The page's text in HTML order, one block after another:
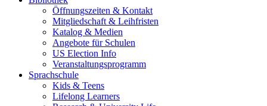
Öffnungszeiten & Kontakt
Mitgliedschaft & Leihfristen
Katalog & Medien
Angebote für Schulen
US Election Info
Veranstaltungsprogramm
Sprachschule
Kids & Teens
Lifelong Learners